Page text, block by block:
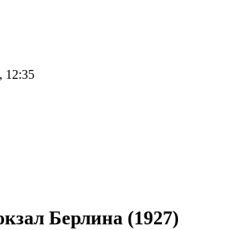
12:35
Берлина (1927)